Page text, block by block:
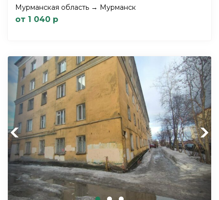
Мурманская область → Мурманск
от 1 040 р
Previous Next